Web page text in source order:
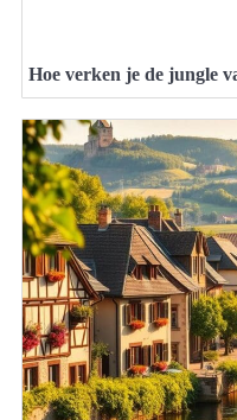
Hoe verken je de jungle